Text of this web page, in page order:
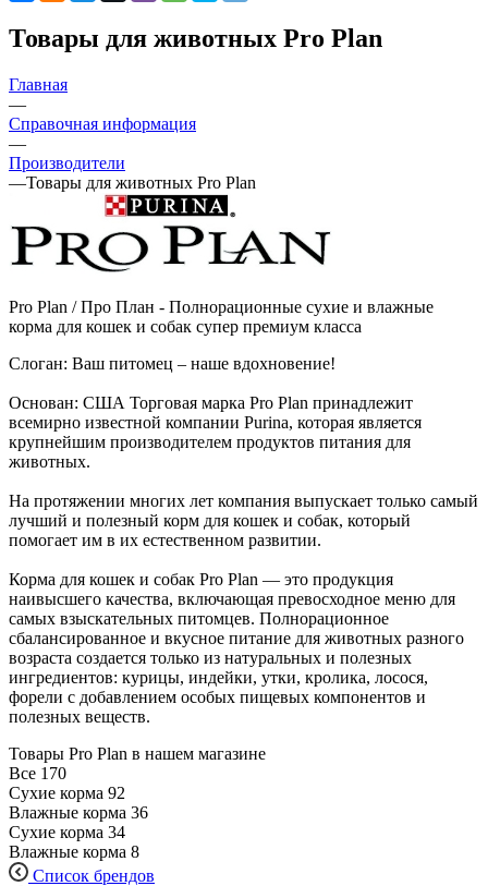
Товары для животных Pro Plan
Главная
—
Справочная информация
—
Производители
—Товары для животных Pro Plan
Pro Plan / Про План - Полнорационные сухие и влажные
корма для кошек и собак супер премиум класса
Слоган: Ваш питомец – наше вдохновение!
Основан: США Торговая марка Pro Plan принадлежит
всемирно известной компании Purina, которая является
крупнейшим производителем продуктов питания для
животных.
На протяжении многих лет компания выпускает только самый
лучший и полезный корм для кошек и собак, который
помогает им в их естественном развитии.
Корма для кошек и собак Pro Plan — это продукция
наивысшего качества, включающая превосходное меню для
самых взыскательных питомцев. Полнорационное
сбалансированное и вкусное питание для животных разного
возраста создается только из натуральных и полезных
ингредиентов: курицы, индейки, утки, кролика, лосося,
форели с добавлением особых пищевых компонентов и
полезных веществ.
Товары Pro Plan в нашем магазине
Все 170
Сухие корма 92
Влажные корма 36
Сухие корма 34
Влажные корма 8
Список брендов